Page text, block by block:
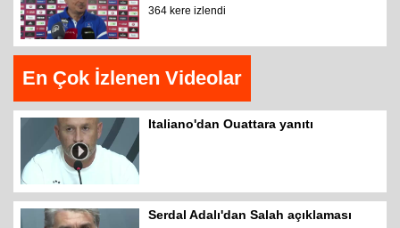
364 kere izlendi
En Çok İzlenen Videolar
Italiano'dan Ouattara yanıtı
Serdal Adalı'dan Salah açıklaması